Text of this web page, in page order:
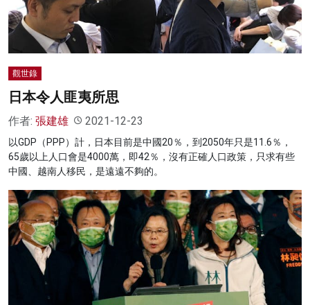
觀世錄
日本令人匪夷所思
作者: 張建雄 2021-12-23
以GDP（PPP）計，日本目前是中國20％，到2050年只是11.6％，
65歲以上人口會是4000萬，即42％，沒有正確人口政策，只求有些
中國、越南人移民，是遠遠不夠的。